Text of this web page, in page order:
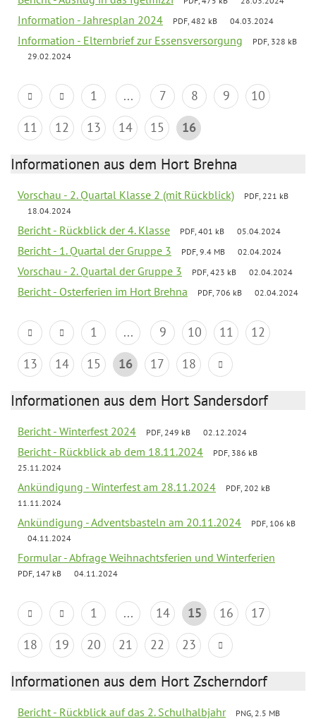
Information - Jahresplan 2024 PDF, 482 kB 04.03.2024
Information - Elternbrief zur Essensversorgung
PDF, 328 kB
29.02.2024
1 ... 7 8 9
10
11
12 13 14 15 16
Informationen aus dem Hort Brehna
Vorschau - 2. Quartal Klasse 2 (mit Rückblick)
PDF, 221 kB
18.04.2024
Bericht - Rückblick der 4. Klasse PDF, 401 kB 05.04.2024
Bericht - 1. Quartal der Gruppe 3 PDF, 9.4 MB 02.04.2024
Vorschau - 2. Quartal der Gruppe 3 PDF, 423 kB 02.04.2024
Bericht - Osterferien im Hort Brehna PDF, 706 kB 02.04.2024
1 ... 9 10 11
12
13
14 15 16 17 18
Informationen aus dem Hort Sandersdorf
Bericht - Winterfest 2024 PDF, 249 kB 02.12.2024
Bericht - Rückblick ab dem 18.11.2024
PDF, 386 kB
25.11.2024
Ankündigung - Winterfest am 28.11.2024
PDF, 202 kB
11.11.2024
Ankündigung - Adventsbasteln am 20.11.2024
PDF, 106 kB
04.11.2024
Formular - Abfrage Weihnachtsferien und Winterferien
PDF, 147 kB 04.11.2024
1 ... 14 15 16
17
18
19 20 21 22 23
Informationen aus dem Hort Zscherndorf
Bericht - Rückblick auf das 2. Schulhalbjahr
PNG, 2.5 MB